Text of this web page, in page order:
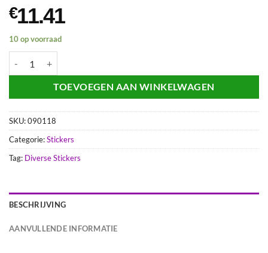
€11.41
10 op voorraad
TOEVOEGEN AAN WINKELWAGEN
SKU:090118
Categorie:Stickers
Tag: Diverse Stickers
BESCHRIJVING
AANVULLENDE INFORMATIE